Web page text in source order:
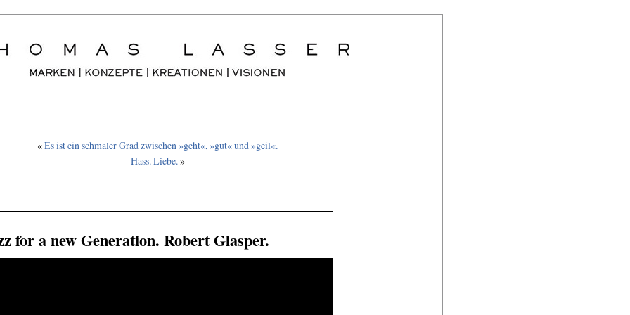
«Es ist ein schmaler Grad zwischen »geht«, »gut« und »geil«.
Hass. Liebe.»
for a new Generation. Robert Glasper.